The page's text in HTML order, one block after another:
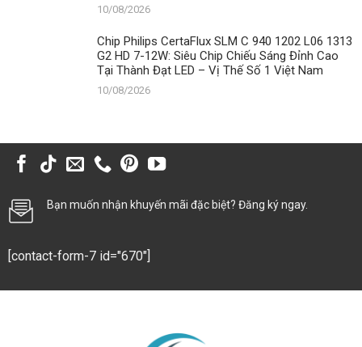
10/08/2026
Chip Philips CertaFlux SLM C 940 1202 L06 1313
G2 HD 7-12W: Siêu Chip Chiếu Sáng Đỉnh Cao
Tại Thành Đạt LED – Vị Thế Số 1 Việt Nam
10/08/2026
Bạn muốn nhận khuyến mãi đặc biệt? Đăng ký ngay.
[contact-form-7 id="670"]